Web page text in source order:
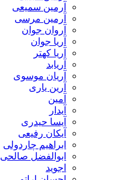
آرمین سمیعی
آرمین مرسی
آروان جوان
آریا جوان
آریا کهتر
آریابد
آریان موسوی
آرین یاری
آمین
آیدار
آیسا حیدری
آیکان رفیعی
ابراهیم چاردولی
ابوالفضل صالحی
اجوید